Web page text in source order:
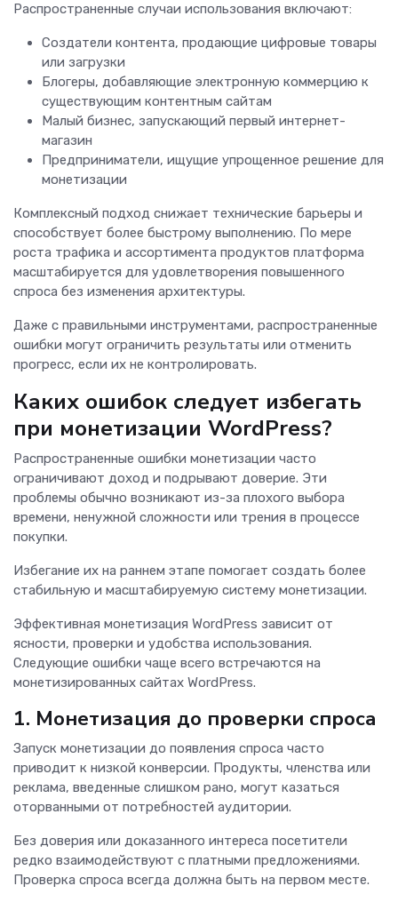
Распространенные случаи использования включают:
Создатели контента, продающие цифровые товары
или загрузки
Блогеры, добавляющие электронную коммерцию к
существующим контентным сайтам
Малый бизнес, запускающий первый интернет-
магазин
Предприниматели, ищущие упрощенное решение для
монетизации
Комплексный подход снижает технические барьеры и
способствует более быстрому выполнению. По мере
роста трафика и ассортимента продуктов платформа
масштабируется для удовлетворения повышенного
спроса без изменения архитектуры.
Даже с правильными инструментами, распространенные
ошибки могут ограничить результаты или отменить
прогресс, если их не контролировать.
Каких ошибок следует избегать
при монетизации WordPress?
Распространенные ошибки монетизации часто
ограничивают доход и подрывают доверие. Эти
проблемы обычно возникают из-за плохого выбора
времени, ненужной сложности или трения в процессе
покупки.
Избегание их на раннем этапе помогает создать более
стабильную и масштабируемую систему монетизации.
Эффективная монетизация WordPress зависит от
ясности, проверки и удобства использования.
Следующие ошибки чаще всего встречаются на
монетизированных сайтах WordPress.
1. Монетизация до проверки спроса
Запуск монетизации до появления спроса часто
приводит к низкой конверсии. Продукты, членства или
реклама, введенные слишком рано, могут казаться
оторванными от потребностей аудитории.
Без доверия или доказанного интереса посетители
редко взаимодействуют с платными предложениями.
Проверка спроса всегда должна быть на первом месте.